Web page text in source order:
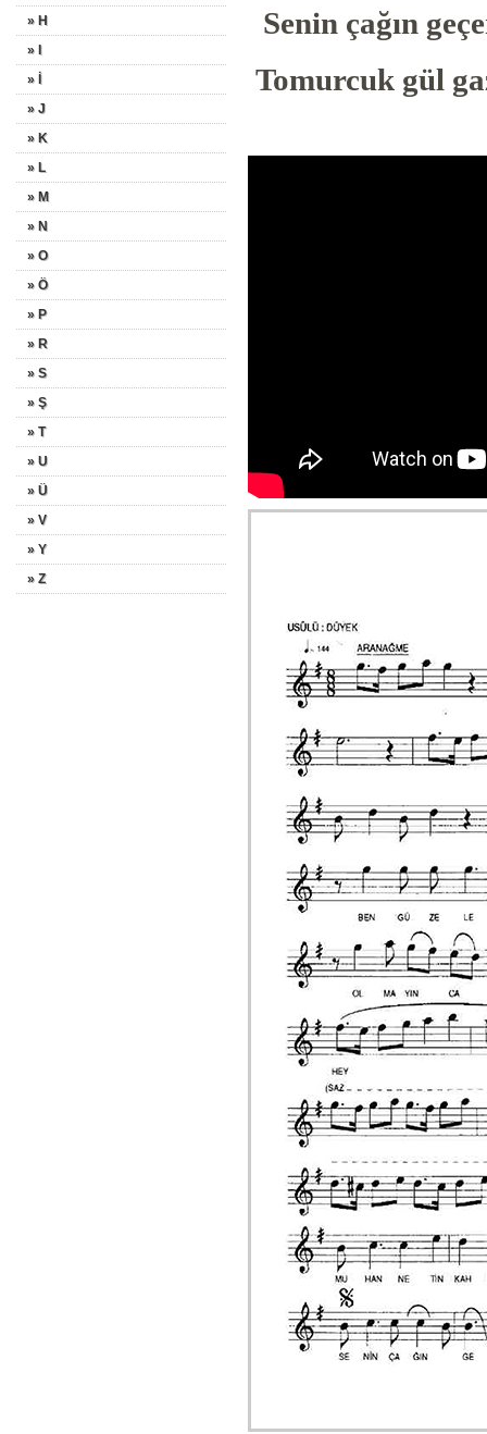
» H
» I
» İ
» J
» K
» L
» M
» N
» O
» Ö
» P
» R
» S
» Ş
» T
» U
» Ü
» V
» Y
» Z
Senin çağın
Tomurcuk gül